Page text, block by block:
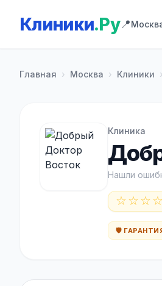
Клиники.Ру📍
Главная › Москва › Клиники ›
Клиника
Нашли
🛡️